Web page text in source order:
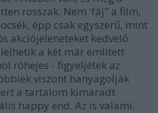
rosszak. Nem 'fáj" a film,
épp csak egyszerű, mint
akciójeleneteket kedvelő
a két már említett
röhejes - figyeljétek az
viszont hanyagolják
a tartalom kimaradt
happy end. Az is valami.